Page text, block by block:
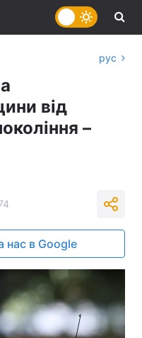
рус
від
–
нас в Google